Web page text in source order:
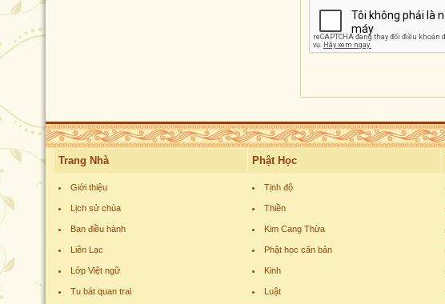
Trang Nhà
Giới thiệu
Lịch sử chùa
Ban điều hành
Liên Lạc
Lớp Việt ngữ
Tu bát quan trai
Phật Học
Tịnh độ
Thiền
Kim Cang Thừa
Phật học căn bản
Kinh
Luật